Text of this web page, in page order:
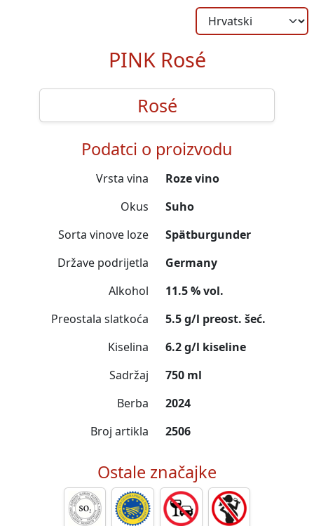
PINK Rosé
Rosé
Podatci o proizvodu
Vrsta vina
Roze vino
Okus
Suho
Sorta vinove loze
Spätburgunder
Države podrijetla
Germany
Alkohol
11.5 % vol.
Preostala slatkoća
5.5 g/l preost. šeć.
Kiselina
6.2 g/l kiseline
Sadržaj
750 ml
Berba
2024
Broj artikla
2506
Ostale značajke